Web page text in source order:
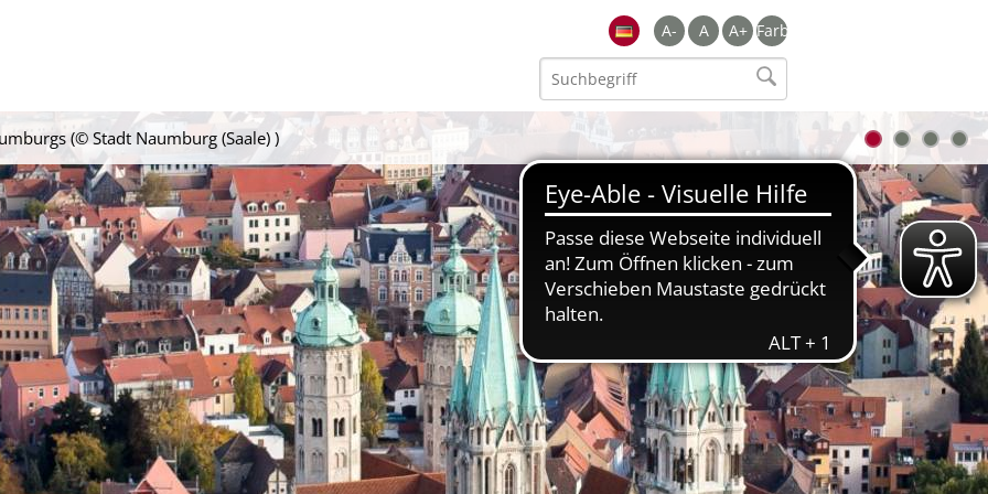
A- A A+ Farbe
(© Stadt Naumburg (Saale) )